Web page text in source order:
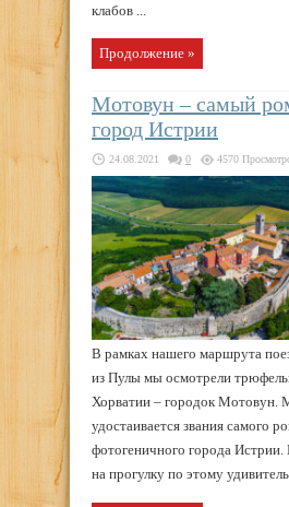
клабов ...
Продолжение »
Мотовун – самый
город Истрии
24.08.2021 0 4570
В рамках нашего маршрута
из Пулы мы осмотрели
Хорватии – городок Мотовун.
удостаивается звания самого
фотогеничного города Истрии.
на прогулку по этому